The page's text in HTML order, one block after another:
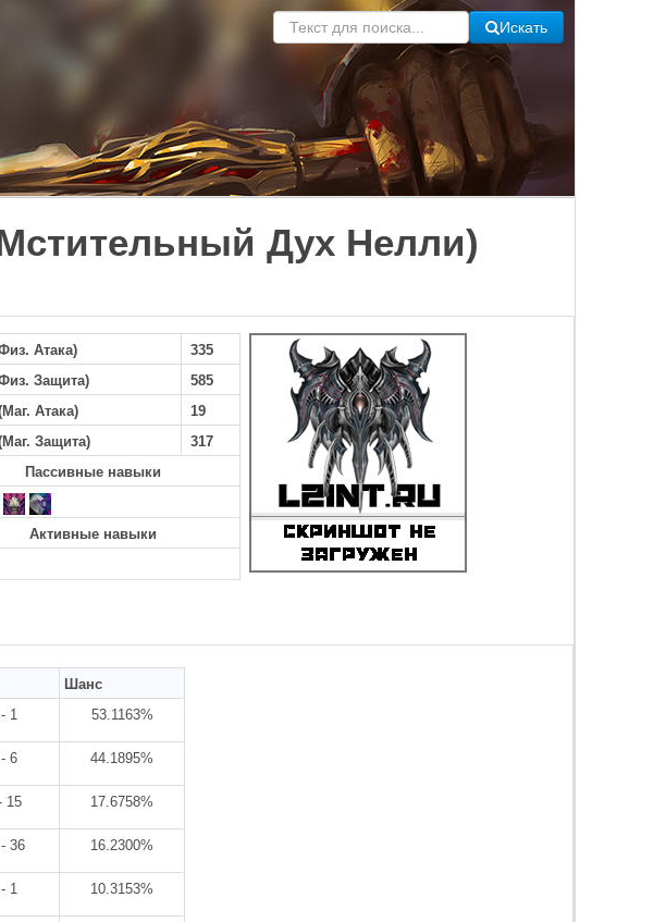
Искать
Дух Нелли)
Атака)
335
Защита)
585
Атака)
19
Защита)
317
Пассивные навыки
Активные навыки
Шанс
1 53.1163%
6 44.1895%
15 17.6758%
36 16.2300%
1 10.3153%